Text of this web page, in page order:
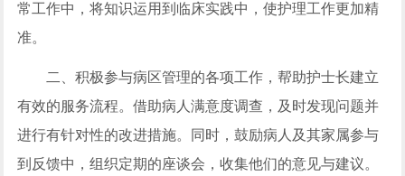
常工作中，将知识运用到临床实践中，使护理工作更加精
准。
二、积极参与病区管理的各项工作，帮助护士长建立
有效的服务流程。借助病人满意度调查，及时发现问题并
进行有针对性的改进措施。同时，鼓励病人及其家属参与
到反馈中，组织定期的座谈会，收集他们的意见与建议。